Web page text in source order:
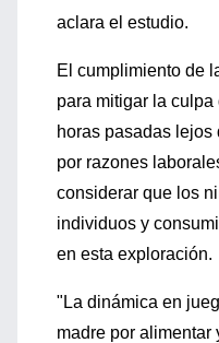
aclara el estudio.
El cumplimiento de
para mitigar la
horas pasadas lejos
por razones
considerar que los
individuos y
en esta exploración.
"La dinámica en
madre por alimentar